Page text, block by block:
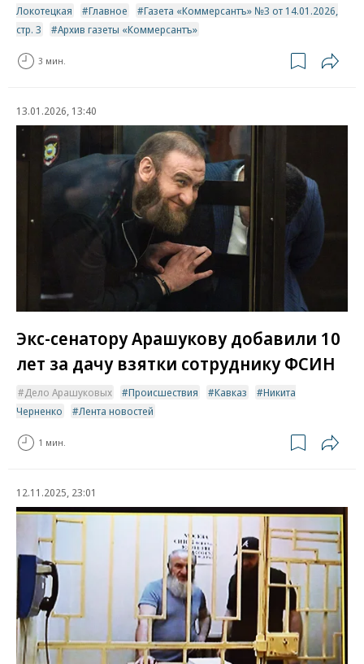
Локотецкая
Главное
Газета «Коммерсантъ» №3 от 14.01.2026,
стр. 3
Архив газеты «Коммерсантъ»
3 мин.
13.01.2026, 13:40
Экс-сенатору Арашукову добавили 10
лет за дачу взятки сотруднику ФСИН
Дело Арашуковых Происшествия Кавказ
Никита
Черненко
Лента новостей
1 мин.
12.11.2025, 23:01